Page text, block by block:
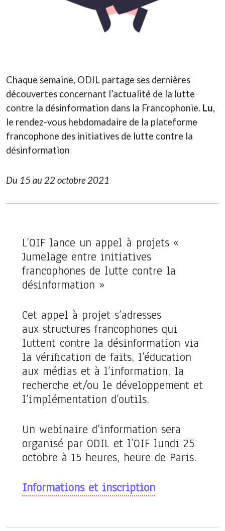
Chaque semaine, ODIL partage ses dernières
découvertes concernant l’actualité de la lutte
contre la désinformation dans la Francophonie. Lu,
le rendez-vous hebdomadaire de la plateforme
francophone des initiatives de lutte contre la
désinformation
Du 15 au 22 octobre 2021
L’OIF lance un appel à projets «
Jumelage entre initiatives
francophones de lutte contre la
désinformation »
Cet appel à projet s’adresses
aux structures francophones qui
luttent contre la désinformation via
la vérification de faits, l’éducation
aux médias et à l’information, la
recherche et/ou le développement et
l’implémentation d’outils.
Un webinaire d’information sera
organisé par ODIL et l’OIF lundi 25
octobre à 15 heures, heure de Paris.
Informations et inscription